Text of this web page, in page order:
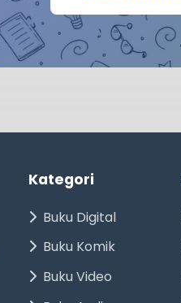
Kategori
Buku Digital
Buku Komik
Buku Video